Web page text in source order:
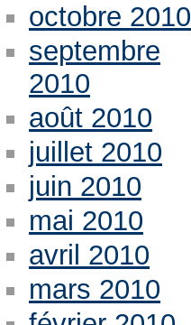
octobre 2010
septembre
2010
août 2010
juillet 2010
juin 2010
mai 2010
avril 2010
mars 2010